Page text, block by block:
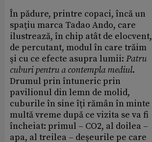
În pădure, printre copaci, încă un
spaţiu marca Tadao Ando, care
ilustrează, în chip atât de elocvent,
de percutant, modul în care trăim
şi cu ce efecte asupra lumii: Patru
cuburi pentru a contempla mediul.
Drumul prin întuneric prin
pavilionul din lemn de molid,
cuburile în sine îţi rămân în minte
multă vreme după ce vizita se va fi
încheiat: primul – CO2, al doilea –
apa, al treilea – deşeurile pe care